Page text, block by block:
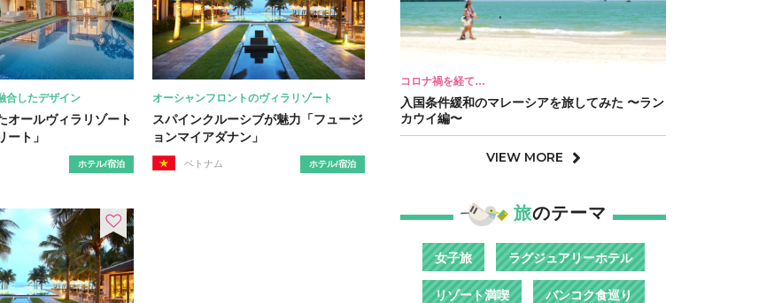
合したデザイン
オールヴィラリゾート
ート」
ホテル/宿泊
オーシャンフロントのヴィラリゾート
スパインクルーシブが魅力「フュージ
ョンマイアダナン」
ベトナム ホテル/宿泊
コロナ禍を経て…
入国条件緩和のマレーシアを旅してみた 〜ラン
カウイ編〜
VIEW MORE
旅のテーマ
女子旅 ラグジュアリーホテル
リゾート満喫 バンコク食巡り